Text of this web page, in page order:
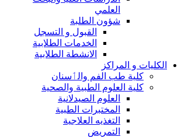
العلمي
شؤون الطلبة
القبول و التسجل
الخدمات الطلابية
الانشطة الطلابية
الكليات و المراكز
كلية طب الفم والٲسنان
كلية العلوم الطبية والصحية
العلوم الصيدلانية
المختبرات الطبية
التغذيه العلاجية
التمريض